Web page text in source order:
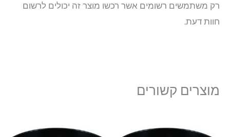
רק משתמשים רשומים אשר רכשו מוצר זה יכולים לרשום
חוות דעת.
מוצרים קשורים